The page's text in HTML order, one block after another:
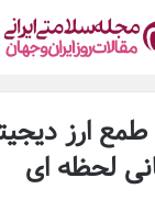
ارز
لحظه ای